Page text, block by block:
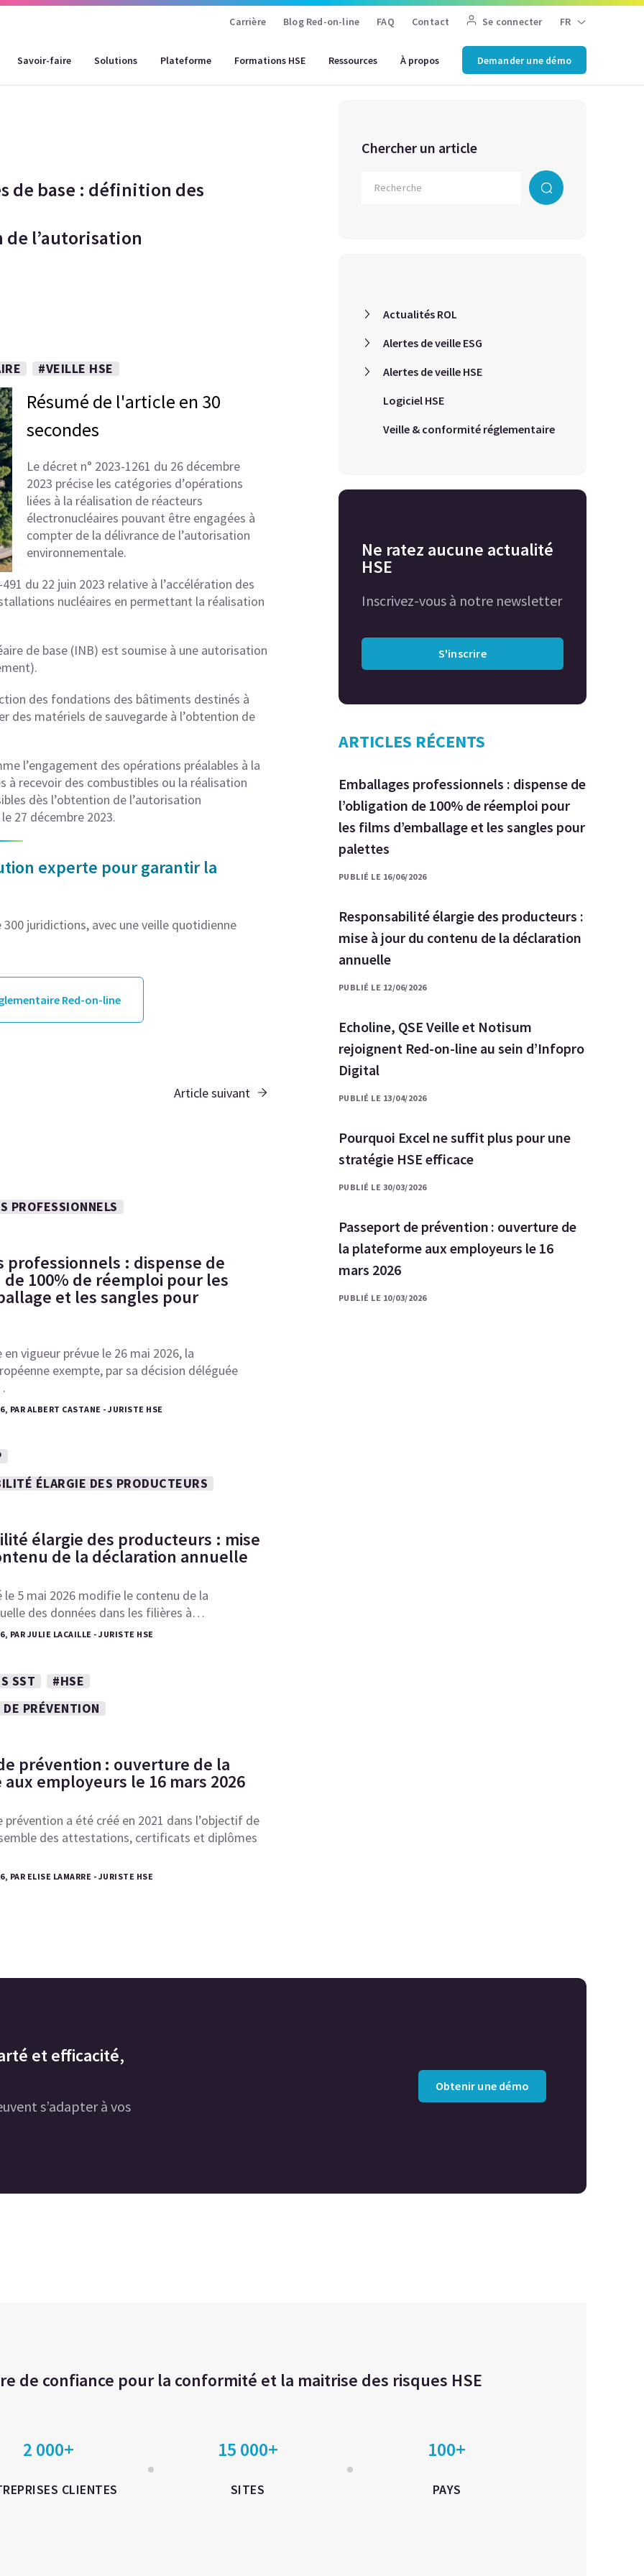
Carrière Blog Red-on-line FAQ Contact Se connecter FR
Savoir-faire Solutions Plateforme Formations HSE Ressources À propos Demander une démo
de base : définition des
de l’autorisation
#VEILLE HSE
Résumé de l'article en 30
secondes
Le décret n° 2023-1261 du 26 décembre
2023 précise les catégories d’opérations
liées à la réalisation de réacteurs
électronucléaires pouvant être engagées à
compter de la délivrance de l’autorisation
environnementale.
du 22 juin 2023 relative à l’accélération des
nucléaires en permettant la réalisation
de base (INB) est soumise à une autorisation
des fondations des bâtiments destinés à
des matériels de sauvegarde à l’obtention de
l’engagement des opérations préalables à la
recevoir des combustibles ou la réalisation
dès l’obtention de l’autorisation
27 décembre 2023.
experte pour garantir la
300 juridictions, avec une veille quotidienne
Red-on-line
Article suivant
PROFESSIONNELS
professionnels : dispense de
100% de réemploi pour les
et les sangles pour
vigueur prévue le 26 mai 2026, la
exempte, par sa décision déléguée
PAR ALBERT CASTANE - JURISTE HSE
ÉLARGIE DES PRODUCTEURS
élargie des producteurs : mise
de la déclaration annuelle
le 5 mai 2026 modifie le contenu de la
des données dans les filières à…
PAR JULIE LACAILLE - JURISTE HSE
SST
#HSE
PRÉVENTION
prévention : ouverture de la
employeurs le 16 mars 2026
prévention a été créé en 2021 dans l’objectif de
des attestations, certificats et diplômes
PAR ELISE LAMARRE - JURISTE HSE
Chercher un article
Actualités ROL
Alertes de veille ESG
Alertes de veille HSE
Logiciel HSE
Veille & conformité réglementaire
Ne ratez aucune actualité
HSE
Inscrivez-vous à notre newsletter
S'inscrire
ARTICLES RÉCENTS
Emballages professionnels : dispense de
l’obligation de 100% de réemploi pour
les films d’emballage et les sangles pour
palettes
PUBLIÉ LE 16/06/2026
Responsabilité élargie des producteurs :
mise à jour du contenu de la déclaration
annuelle
PUBLIÉ LE 12/06/2026
Echoline, QSE Veille et Notisum
rejoignent Red-on-line au sein d’Infopro
Digital
PUBLIÉ LE 13/04/2026
Pourquoi Excel ne suffit plus pour une
stratégie HSE efficace
PUBLIÉ LE 30/03/2026
Passeport de prévention : ouverture de
la plateforme aux employeurs le 16
mars 2026
PUBLIÉ LE 10/03/2026
et efficacité,
s’adapter à vos
Obtenir une démo
de confiance pour la conformité et la maitrise des risques HSE
2 000+
CLIENTES
15 000+
SITES
100+
PAYS